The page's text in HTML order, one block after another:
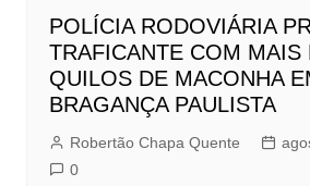
POLÍCIA RODOVIÁRIA
TRAFICANTE COM MAIS
QUILOS DE MACONHA
BRAGANÇA PAULISTA
Robertão Chapa Quente
0